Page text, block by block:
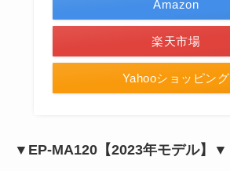
Amazon
楽天市場
Yahooショッピング
▼EP-MA120【2023年モデル】▼